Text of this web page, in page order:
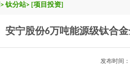
> 钛分站> [项目投资]
安宁股份6万吨能源级钛合
发布时间